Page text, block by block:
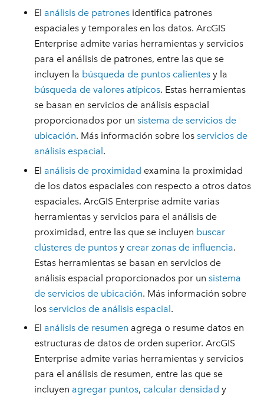
El análisis de patrones identifica patrones
espaciales y temporales en los datos. ArcGIS
Enterprise admite varias herramientas y servicios
para el análisis de patrones, entre las que se
incluyen la búsqueda de puntos calientes y la
búsqueda de valores atípicos. Estas herramientas
se basan en servicios de análisis espacial
proporcionados por unsistema de servicios de
ubicación. Más información sobre losservicios de
análisis espacial .
El análisis de proximidad examina la proximidad
de los datos espaciales con respecto a otros datos
espaciales. ArcGIS Enterprise admite varias
herramientas y servicios para el análisis de
proximidad, entre las que se incluyen buscar
clústeres de puntos y crear zonas de influencia.
Estas herramientas se basan en servicios de
análisis espacial proporcionados por unsistema
de servicios de ubicación. Más información sobre
losservicios de análisis espacial.
El análisis de resumen agrega o resume datos en
estructuras de datos de orden superior. ArcGIS
Enterprise admite varias herramientas y servicios
para el análisis de resumen, entre las que se
incluyen agregar puntos, calcular densidad y